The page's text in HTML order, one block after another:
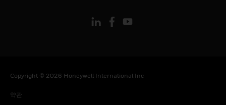
Copyright © 2026 Honeywell International Inc
약관